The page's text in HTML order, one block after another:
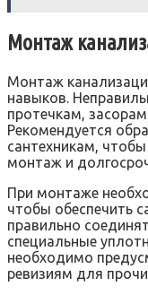
Монтаж
Монтаж
навыков.
протечкам,
Рекомендуется
сантехникам,
монтаж и
При монтаже
чтобы обеспечить
правильно
специальные
необходимо
ревизиям для